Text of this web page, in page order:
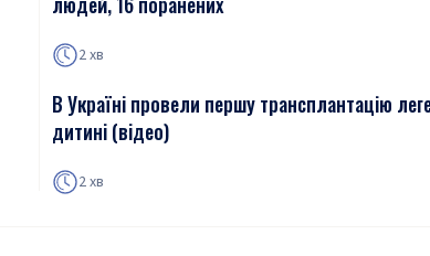
2 хв
В Україні провели першу трансплантацію
дитині (відео)
2 хв